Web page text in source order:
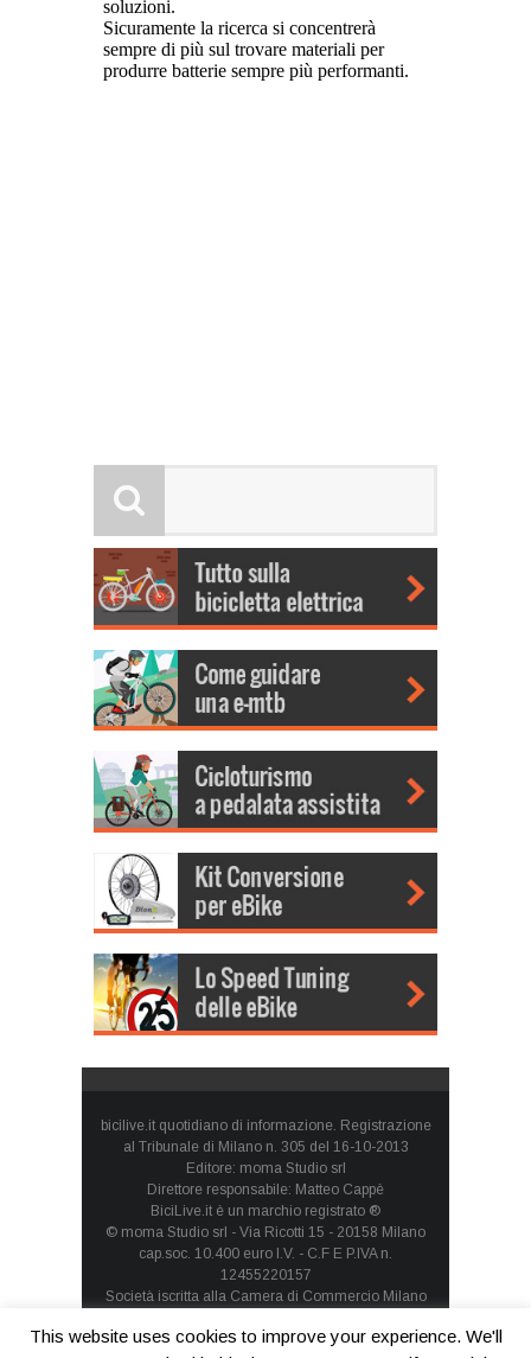
bicilive.it quotidiano di informazione. Registrazione
al Tribunale di Milano n. 305 del 16-10-2013
Editore: moma Studio srl
Direttore responsabile: Matteo Cappè
BiciLive.it è un marchio registrato ®
© moma Studio srl - Via Ricotti 15 - 20158 Milano
cap.soc. 10.400 euro I.V. - C.F E P.IVA n.
12455220157
Società iscritta alla Camera di Commercio Milano
socio unico
This website uses cookies to improve your experience. We'll